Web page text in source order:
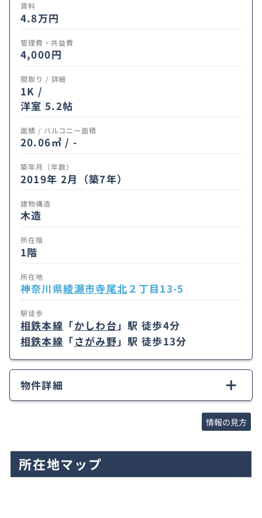
賃料
4.8万円
管理費・共益費
4,000円
間取り / 詳細
1K /
洋室 5.2帖
面積 / バルコニー面積
20.06㎡ / -
築年月（年数）
2019年 2月（築7年）
建物構造
木造
所在階
1階
所在地
神奈川県綾瀬市寺尾北２丁目13-5
駅徒歩
相鉄本線 「かしわ台 」駅 徒歩4分
相鉄本線 「さがみ野」駅 徒歩13分
物件詳細
情報の見方
所在地マップ